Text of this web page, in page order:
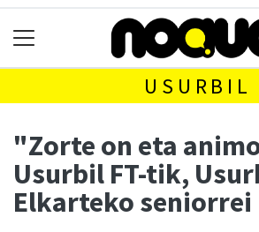
USURBIL
"Zorte on eta
Usurbil FT-tik,
Elkarteko seniorrei